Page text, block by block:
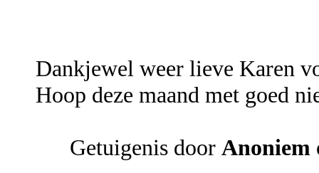
Dankjewel weer lieve Karen
Hoop deze maand met goed
Getuigenis door Anoniem